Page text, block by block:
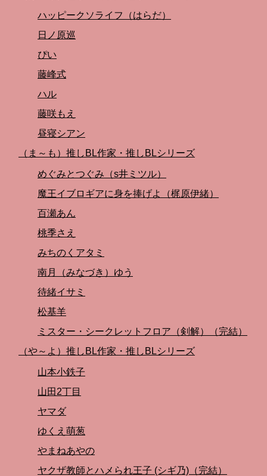
ハッピークソライフ（はらだ）
日ノ原巡
ぴい
藤峰式
ハル
藤咲もえ
昼寝シアン
（ま～も）推しBL作家・推しBLシリーズ
めぐみとつぐみ（s井ミツル）
魔王イブロギアに身を捧げよ（梶原伊緒）
百瀬あん
桃季さえ
みちのくアタミ
南月（みなづき）ゆう
待緒イサミ
松基羊
ミスター・シークレットフロア（剣解）（完結）
（や～よ）推しBL作家・推しBLシリーズ
山本小鉄子
山田2丁目
ヤマダ
ゆくえ萌葱
やまねあやの
ヤクザ教師とハメられ王子 (シギ乃)（完結）